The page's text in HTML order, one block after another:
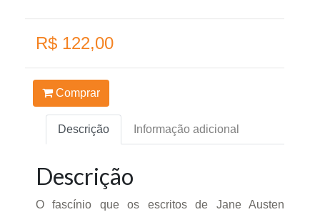
R$ 122,00
Comprar
Descrição Informação adicional
Descrição
O fascínio que os escritos de Jane Austen